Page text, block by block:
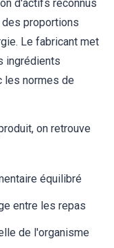
d'actifs reconnus
proportions
Le fabricant met
ingrédients
les normes de
on retrouve
équilibré
entre les repas
de l'organisme